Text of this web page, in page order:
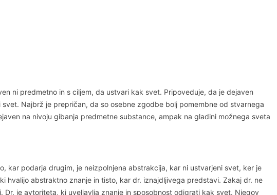
ni predmetno in s ciljem, da ustvari kak svet. Pripoveduje, da je dejaven
Najbrž je prepričan, da so osebne zgodbe bolj pomembne od stvarnega
na nivoju gibanja predmetne substance, ampak na gladini možnega sveta
kar podarja drugim, je neizpolnjena abstrakcija, kar ni ustvarjeni svet, ker je
hvalijo abstraktno znanje in tisto, kar dr. iznajdljivega predstavi. Zakaj dr. ne
je avtoriteta, ki uveljavlja znanje in sposobnost odigrati kak svet. Njegov